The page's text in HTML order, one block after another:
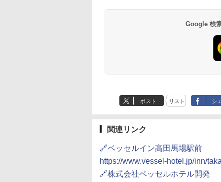
Google 検
ポスト リスト シ
関連リンク
🔗ベッセルイン高田馬場駅前
https://www.vessel-hotel.jp/inn/
🔗株式会社ベッセルホテル開発